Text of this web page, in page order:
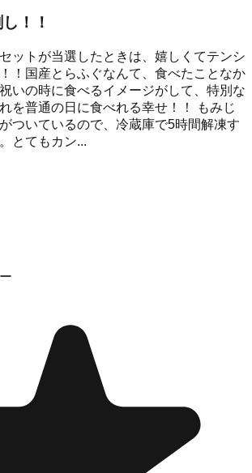
！！
ットが当選したときは、嬉しくてテンシ
！国産とらふぐなんて、食べたことなか
いの時に食べるイメージがして、特別な
を普通の日に食べれる幸せ！！ もみじ
ついているので、冷蔵庫で5時間解凍す
とてもカン...